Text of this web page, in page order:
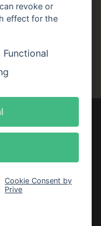
revoke or
effect for the
Functional
Cookie Consent by
Prive